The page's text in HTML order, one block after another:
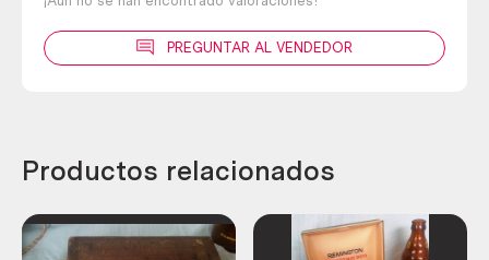
PREGUNTAR AL VENDEDOR
Productos relacionados